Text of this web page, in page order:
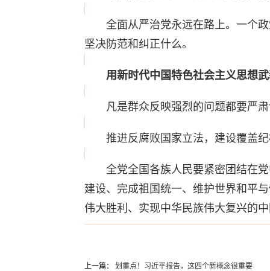
全面从严治党永远在路上。一个政
坚决防范和纠正什么。
用新时代中国特色社会主义思想武
凡是群众反映强烈的问题都要严肃
推进反腐败国家立法，建设覆盖纪
全党全国各族人民要紧密团结在党
建设、完成祖国统一、维护世界和平
伟大胜利、实现中华民族伟大复兴的
上一篇：
划重点！习近平报告，这四个新概念很重要